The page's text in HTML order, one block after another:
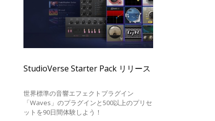
StudioVerse Starter Pack リリース
世界標準の音響エフェクトプラグイン
「Waves」のプラグインと500以上のプリセ
ットを90日間体験しよう！